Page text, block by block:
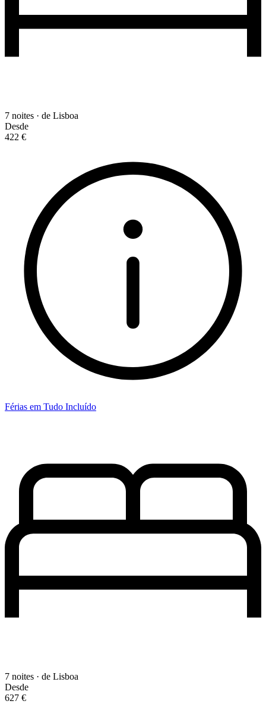
7 noites · de Lisboa
Desde
422 €
Férias em Tudo Incluído
7 noites · de Lisboa
Desde
627 €